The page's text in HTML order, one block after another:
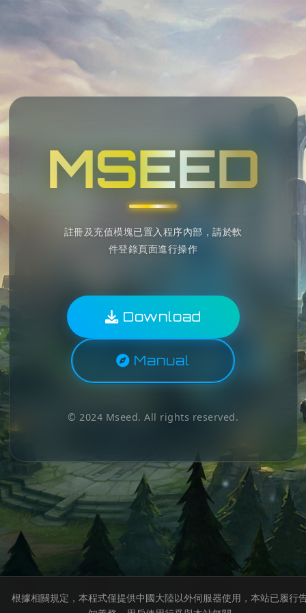
MSEED
註冊及充值模塊已置入程序內部，請於軟
件登錄頁面進行操作
Download
Manual
© 2024 Mseed. All rights reserved.
根據相關規定，本程式僅提供中國大陸以外伺服器使用，本站已履行